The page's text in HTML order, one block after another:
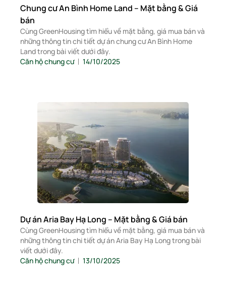
Chung cư An Bình Home Land – Mặt bằng & Giá
bán
Cùng GreenHousing tìm hiểu về mặt bằng, giá mua bán và
những thông tin chi tiết dự án chung cư An Bình Home
Land trong bài viết dưới đây.
Căn hộ chung cư
14/10/2025
Dự án Aria Bay Hạ Long – Mặt bằng & Giá bán
Cùng GreenHousing tìm hiểu về mặt bằng, giá mua bán và
những thông tin chi tiết dự án Aria Bay Hạ Long trong bài
viết dưới đây.
Căn hộ chung cư
13/10/2025